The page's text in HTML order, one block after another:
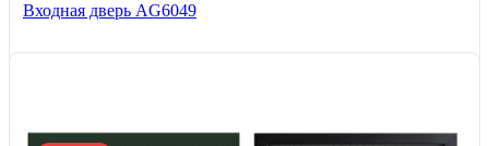
Входная дверь AG6049